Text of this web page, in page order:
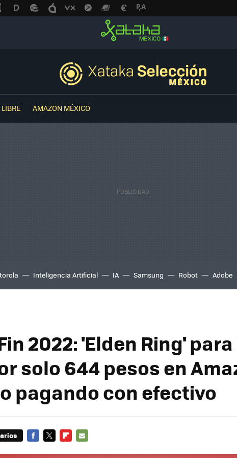
AMAZON MÉXICO
Inteligencia Artificial IA Samsung Robot Adobe
2022: 'Elden Ring' para
solo 644 pesos en
pagando con efectivo